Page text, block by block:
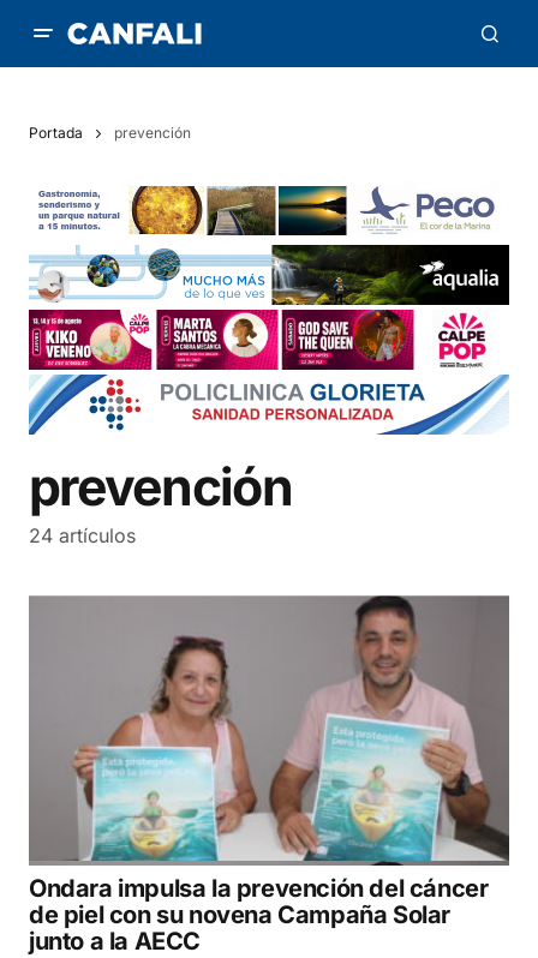
Portada prevención
prevención
24 artículos
Ondara impulsa la prevención del cáncer
de piel con su novena Campaña Solar
junto a la AECC